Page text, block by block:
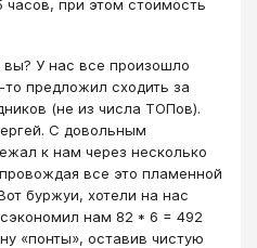
часов, при этом стоимость
У нас все произошло
то предложил сходить за
(не из числа ТОПов).
С довольным
к нам через несколько
все это пламенной
буржуи, хотели на нас
нам 82 * 6 = 492
«понты», оставив чистую